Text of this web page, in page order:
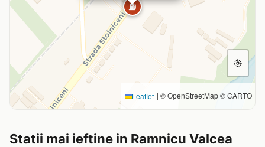
⛽
Leaflet | © OpenStreetMap © CARTO
Statii mai ieftine in Ramnicu Valcea